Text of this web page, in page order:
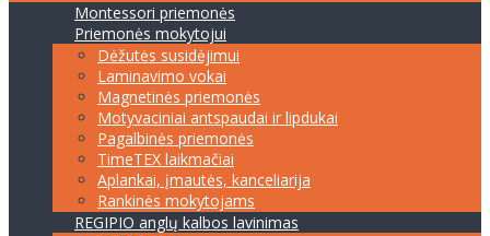
Montessori priemonės
Priemonės mokytojui
Dėžutės susidėjimui
Laminavimo vokai
Magnetinės priemonės
Motyvaciniai antspaudai ir lipdukai
Pagalbinės priemonės
TimeTEX laikmačiai
Aplankai, įmautės, kanceliarija
Rankinės mokytojams
REGIPIO anglų kalbos lavinimas